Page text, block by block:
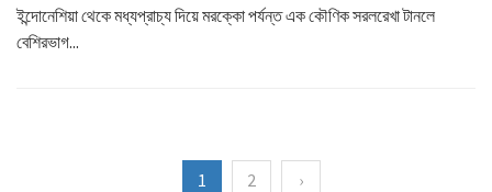
ইন্দোনেশিয়া থেকে মধ্যপ্রাচ্য দিয়ে মরক্কো পর্যন্ত এক কৌণিক সরলরেখা টানলে
বেশিরভাগ...
1 2 ›